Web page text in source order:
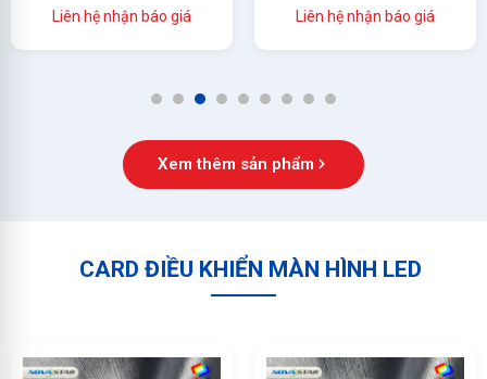
ngoài trời
Liên hệ nhận báo giá
nhà
Liên hệ nhận báo giá
1 2 3 4 5 6 7 8 9
Xem thêm sản phẩm
CARD ĐIỀU KHIỂN MÀN HÌNH LED